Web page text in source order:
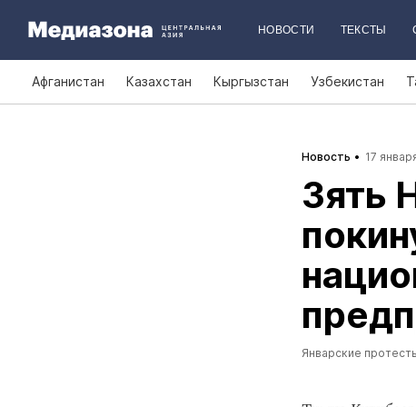
НОВОСТИ ТЕКСТЫ
Афганистан Казахстан Кыргызстан Узбекистан
Новость 17
Зять
Январские